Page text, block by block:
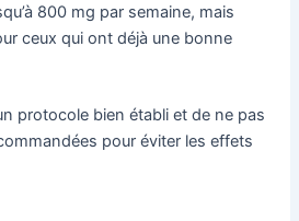
800 mg par semaine, mais
ceux qui ont déjà une bonne
protocole bien établi et de ne pas
pour éviter les effets